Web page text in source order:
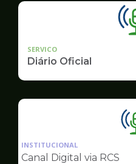
SERVICO
Diário Oficial
INSTITUCIONAL
Canal Digital via RCS